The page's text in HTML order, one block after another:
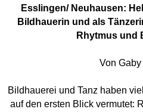
Esslingen/ Neuhausen:
Bildhauerin und als
Rhytmus und
Von
Bildhauerei und Tanz haben
auf den ersten Blick vermutet: